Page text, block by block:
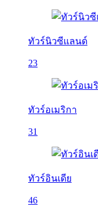
ทัวร์นิวซีแลนด์
23
ทัวร์อเมริกา
31
ทัวร์อินเดีย
46